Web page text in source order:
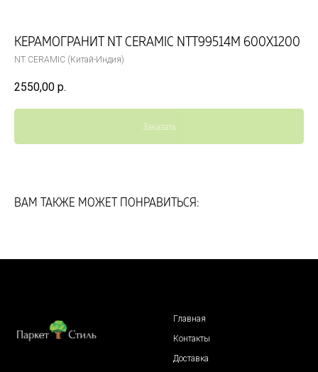
КЕРАМОГРАНИТ NT CERAMIC NTT99514M 600X1200
NT CERAMIC (Китай-Индия)
2550,00 р.
Заказать
ВАМ ТАКЖЕ МОЖЕТ ПОНРАВИТЬСЯ:
Главная
Контакты
Доставка